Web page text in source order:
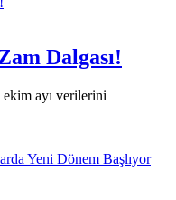
Dalgası!
ayı verilerini